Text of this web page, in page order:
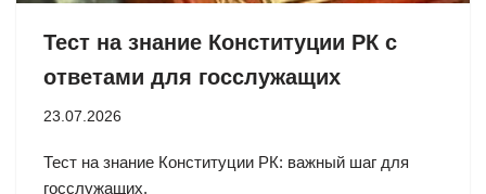
Тест на знание Конституции РК с
ответами для госслужащих
23.07.2026
Тест на знание Конституции РК: важный шаг для
госслужащих.